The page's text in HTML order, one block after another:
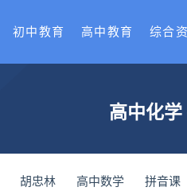
初中教育 高中教育 综合
高中化学
​胡忠林 ​高中数学 拼音课